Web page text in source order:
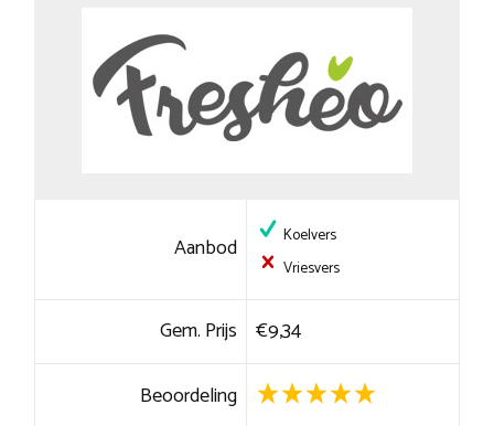
Aanbod
Koelvers
Vriesvers
Gem. Prijs €9,34
Beoordeling